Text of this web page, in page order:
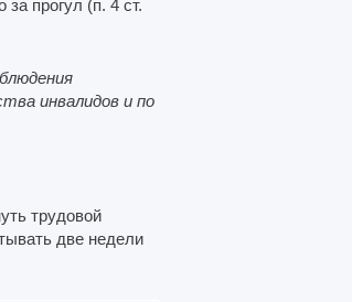
прогул (п. 4 ст.
инвалидов и по
трудовой
две недели